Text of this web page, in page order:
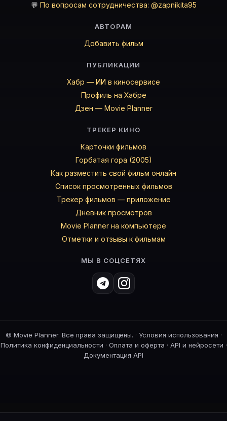
💬 По вопросам сотрудничества: @zapnikita95
АВТОРАМ
Добавить фильм
ПУБЛИКАЦИИ
Хабр — ИИ в киносервисе
Профиль на Хабре
Дзен — Movie Planner
ТРЕКЕР КИНО
Карточки фильмов
Горбатая гора (2005)
Как разместить свой фильм онлайн
Список просмотренных фильмов
Трекер фильмов — приложение
Дневник просмотров
Movie Planner на компьютере
Отметки и отзывы к фильмам
МЫ В СОЦСЕТЯХ
© Movie Planner. Все права защищены. · Условия использования ·
Политика конфиденциальности · Оплата и оферта · API и нейросети ·
Документация API